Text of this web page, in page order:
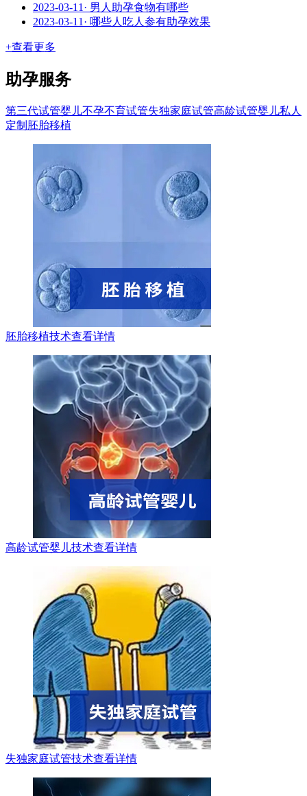
2023-03-11 · 男人助孕食物有哪些
2023-03-11 · 哪些人吃人参有助孕效果
+查看更多
助孕服务
第三代试管婴儿不孕不育试管失独家庭试管高龄试管婴儿私人
定制 胚胎移植
胚胎移植技术查看详情
高龄试管婴儿技术查看详情
失独家庭试管技术查看详情